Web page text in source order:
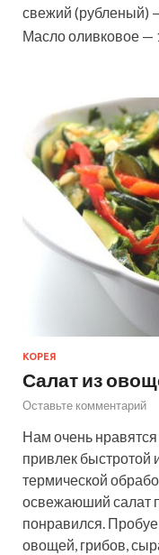
свежий (рубленый)
Масло оливковое —
КОРЕЯ
Салат из
Оставьте комментарий
Нам очень
привлек быстротой
термической
освежаюший салат
понравился.
овощей, грибов,